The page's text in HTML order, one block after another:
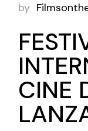
by
CINE